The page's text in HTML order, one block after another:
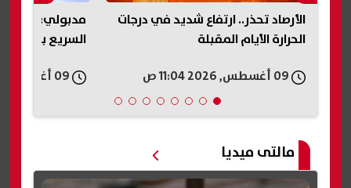
الأرصاد تحذر.. ارتفاع شديد في درجات
الحرارة الأيام المقبلة
مدبولي:
السريع بمطروح
مالتى ميديا